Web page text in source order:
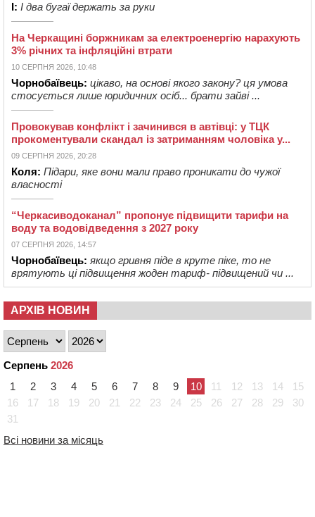
І: І два бугаї держать за руки
На Черкащині боржникам за електроенергію нарахують
3% річних та інфляційні втрати
10 СЕРПНЯ 2026, 10:48
Чорнобаївець: цікаво, на основі якого закону? ця умова
стосується лише юридичних осіб... брати зайві ...
Провокував конфлікт і зачинився в автівці: у ТЦК
прокоментували скандал із затриманням чоловіка у...
09 СЕРПНЯ 2026, 20:28
Коля: Підари, яке вони мали право проникати до чужої
власності
“Черкасиводоканал” пропонує підвищити тарифи на
воду та водовідведення з 2027 року
07 СЕРПНЯ 2026, 14:57
Чорнобаївець: якщо гривня піде в круте піке, то не
врятують ці підвищення жоден тариф- підвищений чи ...
АРХІВ НОВИН
Серпень 2026
1
2 3 4 5 6 7 8 9 10 11 12 13 14
15
16
17 18 19 20 21 22 23 24 25 26 27 28 29
30
31
Всі новини за місяць